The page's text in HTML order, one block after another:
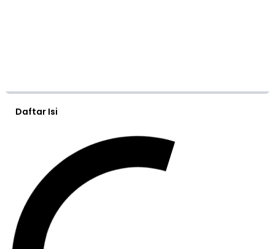
Daftar Isi